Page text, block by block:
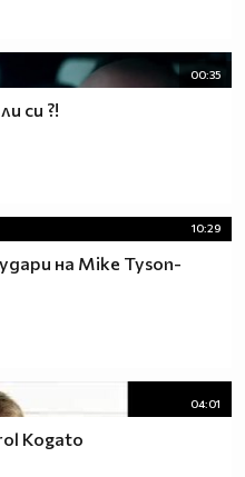
00:35
си ?!
10:29
на Mike Tyson-
04:01
Kogato